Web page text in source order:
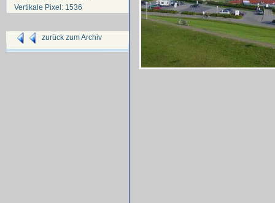
Vertikale Pixel: 1536
zurück zum Archiv